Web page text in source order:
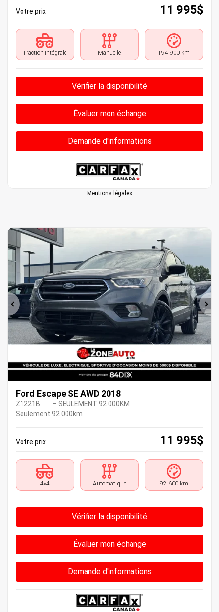
Votre prix 11 995$
Traction intégrale Manuelle 194 900 km
Vérifier la disponibilité
Évaluer mon échange
Demande d'informations
Mentions légales
Précédent
Ford Escape SE AWD 2018
Z1221B
– SEULEMENT 92 000KM
Seulement 92 000km
Votre prix 11 995$
4×4 Automatique 92 600 km
Vérifier la disponibilité
Évaluer mon échange
Demande d'informations